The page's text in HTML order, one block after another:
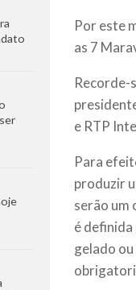
Por este
as 7
Recorde-
e RTP
Para
produzir
serão um
é definida
gelado